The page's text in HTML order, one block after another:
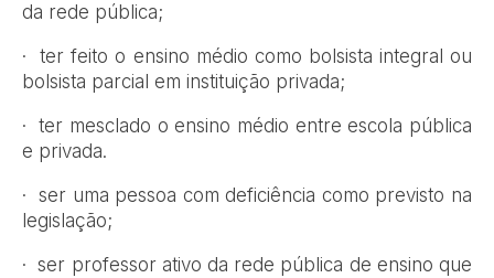
da rede pública;
· ter feito o ensino médio como bolsista integral ou
bolsista parcial em instituição privada;
· ter mesclado o ensino médio entre escola pública
e privada.
· ser uma pessoa com deficiência como previsto na
legislação;
· ser professor ativo da rede pública de ensino que